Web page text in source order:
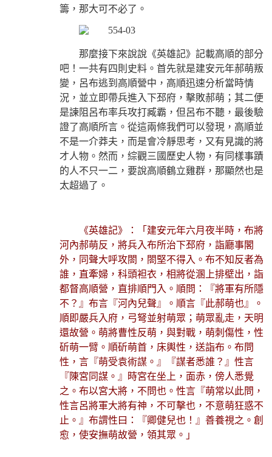
籌，那大可不必了。
那麼接下來說說《英雄記》記載高順的部分
吧！一共有四則史料。首先就是建安元年郝萌叛
變，呂布逃到高順營中，高順迅速分析當時情
況，並立即帶兵進入下邳府，擊敗郝萌；其二便
是諫阻呂布率兵攻打臧霸，但呂布不聽，最後驗
證了高順所言。從這兩條我們可以發現，高順並
不是一介莽夫，而是會冷靜思考，又有見識的將
才人物。然而，綜觀三國歷史人物，有同樣事蹟
的人不只一二，要說高順鶴立雞群，那顯然也是
太超過了。
《英雄記》：「建安元年六月夜半時，布將
河內郝萌反，將兵入布所治下邳府，詣廳事閣
外，同聲大呼攻閤，閤堅不得入。布不知反者為
誰，直牽婦，科頭袒衣，相將從溷上排壁出，詣
都督高順營，直排順門入。順問：『將軍有所隱
不？』布言『河內兒聲』。順言『此郝萌也』。
順即嚴兵入府，弓弩並射萌眾；萌眾亂走，天明
還故營。萌將曹性反萌，與對戰，萌刺傷性，性
斫萌一臂。順斫萌首，床輿性，送詣布。布問
性，言『萌受袁術謀。』『謀者悉誰？』性言
『陳宮同謀。』時宮在坐上，面赤，傍人悉覺
之。布以宮大將，不問也。性言『萌常以此問，
性言呂將軍大將有神，不可擊也，不意萌狂惑不
止。』布謂性曰：『卿健兒也！』善養視之。創
愈，使安撫萌故營，領其眾。」